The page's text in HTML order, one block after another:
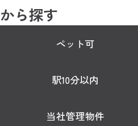
から探す
ペット可
駅10分以内
当社管理物件